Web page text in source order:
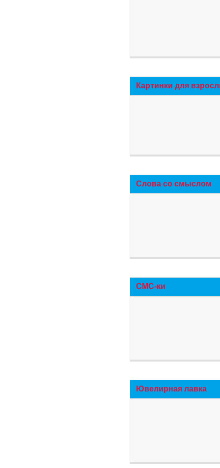
Картинки для
Слова со смыслом
СМС-ки
Ювелирная лавка